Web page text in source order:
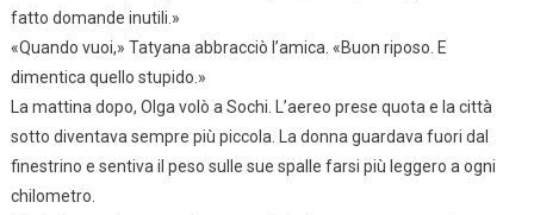
fatto domande inutili.»
«Quando vuoi,» Tatyana abbracciò l’amica. «Buon riposo. E
dimentica quello stupido.»
La mattina dopo, Olga volò a Sochi. L’aereo prese quota e la città
sotto diventava sempre più piccola. La donna guardava fuori dal
finestrino e sentiva il peso sulle sue spalle farsi più leggero a ogni
chilometro.